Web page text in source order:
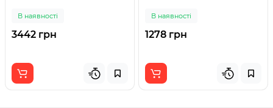
В наявності
3442 грн
В наявності
1278 грн